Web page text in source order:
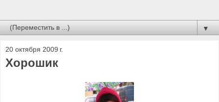
▼
20 октября 2009 г.
Хорошик